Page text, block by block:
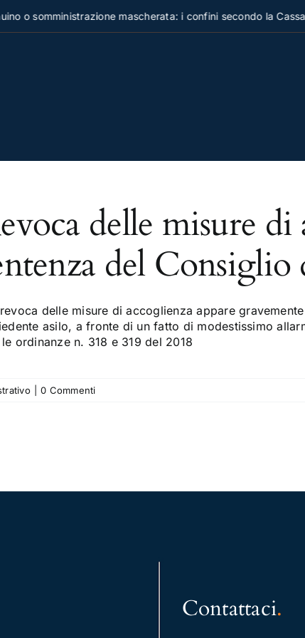
o somministrazione mascherata: i confini secondo la
delle misure di
del Consiglio
delle misure di accoglienza appare
asilo, a fronte di un fatto di modestissimo
ordinanze n. 318 e 319 del 2018
0 Commenti
Contattaci.